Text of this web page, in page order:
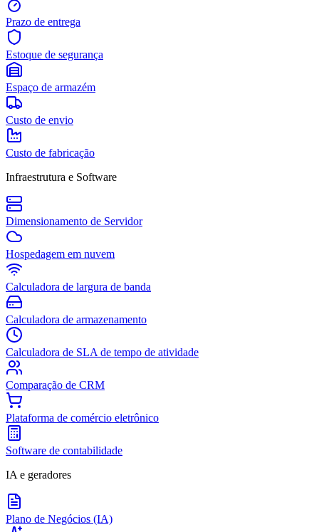
Prazo de entrega
Estoque de segurança
Espaço de armazém
Custo de envio
Custo de fabricação
Infraestrutura e Software
Dimensionamento de Servidor
Hospedagem em nuvem
Calculadora de largura de banda
Calculadora de armazenamento
Calculadora de SLA de tempo de atividade
Comparação de CRM
Plataforma de comércio eletrônico
Software de contabilidade
IA e geradores
Plano de Negócios (IA)